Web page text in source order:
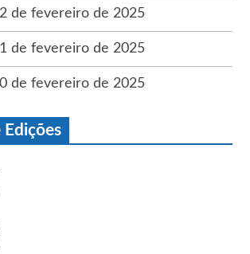
de fevereiro de 2025
de fevereiro de 2025
de fevereiro de 2025